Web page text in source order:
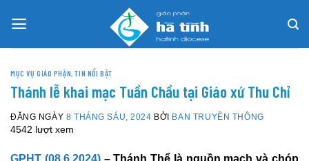
MỤC VỤ GIÁO PHẬN,TIN NỔI BẬT
Thánh lễ khai mạc Tuần Chầu tại Giáo xứ Thu Chỉ
ĐĂNG NGÀY 8 THÁNG SÁU, 2024 BỞI BAN TRUYỀN THÔNG
4542 lượt xem